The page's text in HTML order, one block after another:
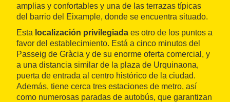
amplias y confortables y una de las terrazas típicas
del barrio del Eixample, donde se encuentra situado.
Esta localización privilegiada es otro de los puntos a
favor del establecimiento. Está a cinco minutos del
Passeig de Gràcia y de su enorme oferta comercial, y
a una distancia similar de la plaza de Urquinaona,
puerta de entrada al centro histórico de la ciudad.
Además, tiene cerca tres estaciones de metro, así
como numerosas paradas de autobús, que garantizan